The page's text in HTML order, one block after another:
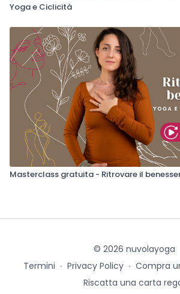
Yoga e Ciclicità
Masterclass gratuita - Ritrovare il
© 2026 nuvolayoga
Termini ∙ Privacy Policy ∙ Compra
Riscatta una carta